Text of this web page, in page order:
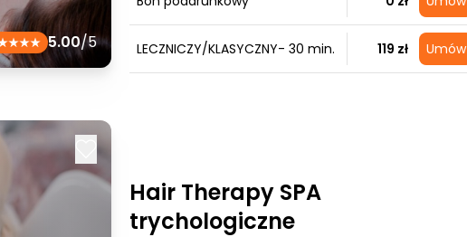
5.00/5 LECZNICZY/KLASYCZNY- 30 min. 119 zł Umów
Hair Therapy SPA
trychologiczne